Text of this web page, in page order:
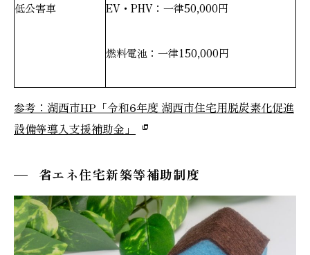
低公害車
EV・PHV：一律50,000円
燃料電池：一律150,000円
参考：湖西市HP「令和6年度 湖西市住宅用脱炭素化促進
設備等導入支援補助金」
省エネ住宅新築等補助制度